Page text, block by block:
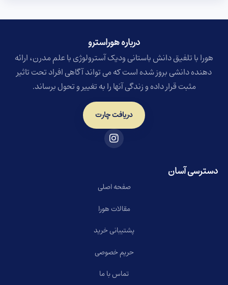
درباره هوراسترو​
هورا با تلفیق دانش باستانی ودیک آسترولوژی با علم مدرن، ارائه
دهنده دانشی بروز شده است که می تواند آگاهی افراد تحت تاثیر
مثبت قرار داده و زندگی آنها را به تغییر و تحول برساند.
دریافت چارت
دسترسی آسان
صفحه اصلی
مقالات هورا
پشتیبانی خرید
حریم خصوصی
تماس با ما